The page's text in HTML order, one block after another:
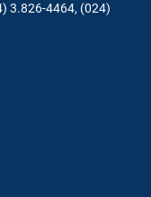
3.826-4464, (024)